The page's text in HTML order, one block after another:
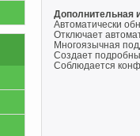
Дополнительная
Автоматически
Отключает
Многоязычная
Создает
Соблюдается